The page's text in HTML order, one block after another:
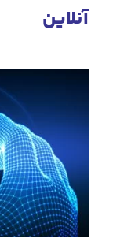
آنلاین